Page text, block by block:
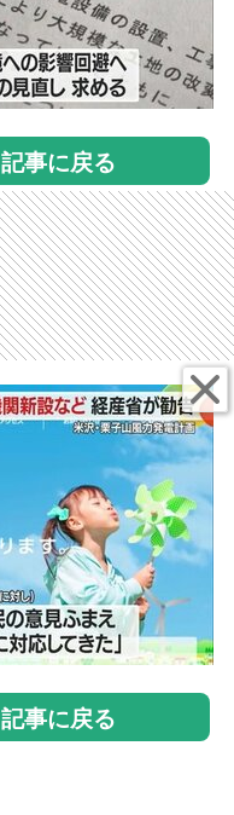
記事に戻る
記事に戻る